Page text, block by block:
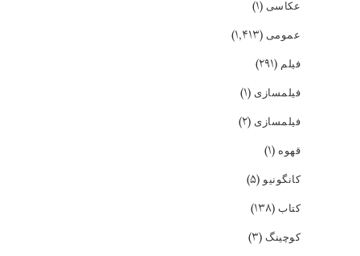
عکاسی (۱)
عمومی (۱,۴۱۳)
فیلم (۲۹۱)
فیلمسازی (۱)
فیلمسازی (۲)
قهوه (۱)
کانگونیو(۵)
کتاب (۱۳۸)
کوچینگ (۳)